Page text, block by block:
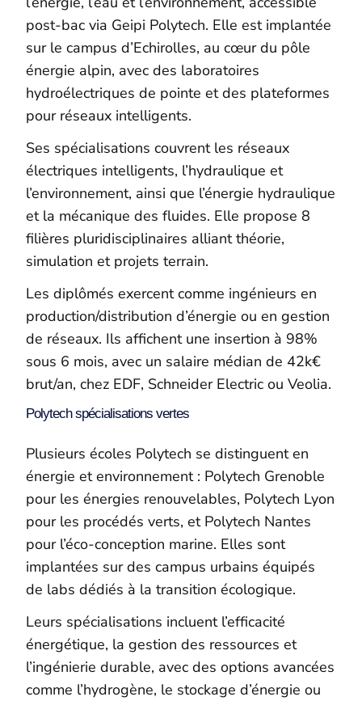
post-bac via Geipi Polytech. Elle est implantée
sur le campus d’Echirolles, au cœur du pôle
énergie alpin, avec des laboratoires
hydroélectriques de pointe et des plateformes
pour réseaux intelligents.
Ses spécialisations couvrent les réseaux
électriques intelligents, l’hydraulique et
l’environnement, ainsi que l’énergie hydraulique
et la mécanique des fluides. Elle propose 8
filières pluridisciplinaires alliant théorie,
simulation et projets terrain.
Les diplômés exercent comme ingénieurs en
production/distribution d’énergie ou en gestion
de réseaux. Ils affichent une insertion à 98%
sous 6 mois, avec un salaire médian de 42k€
brut/an, chez EDF, Schneider Electric ou Veolia.
Polytech spécialisations vertes
Plusieurs écoles Polytech se distinguent en
énergie et environnement : Polytech Grenoble
pour les énergies renouvelables, Polytech Lyon
pour les procédés verts, et Polytech Nantes
pour l’éco-conception marine. Elles sont
implantées sur des campus urbains équipés
de labs dédiés à la transition écologique.
Leurs spécialisations incluent l’efficacité
énergétique, la gestion des ressources et
l’ingénierie durable, avec des options avancées
comme l’hydrogène, le stockage d’énergie ou